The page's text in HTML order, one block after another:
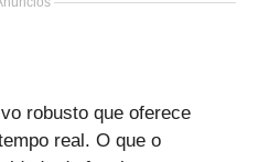
robusto que oferece
real. O que o